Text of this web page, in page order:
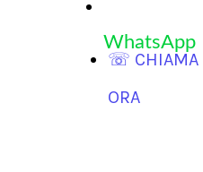
WhatsApp
☏ CHIAMA
ORA